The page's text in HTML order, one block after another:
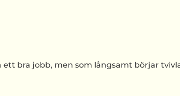
bra jobb, men som långsamt börjar